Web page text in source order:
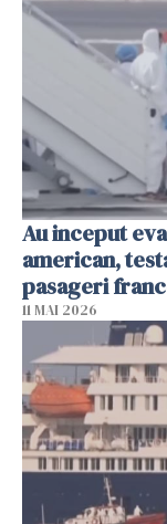
Au inceput
american,
pasageri
11 MAI 2026